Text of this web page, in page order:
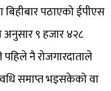
पठाएको ईपीएस
९ हजार ४२८
नै रोजगारदाताले
समाप्त भइसकेको वा